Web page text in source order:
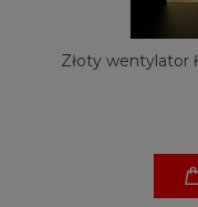
Złoty wentylator